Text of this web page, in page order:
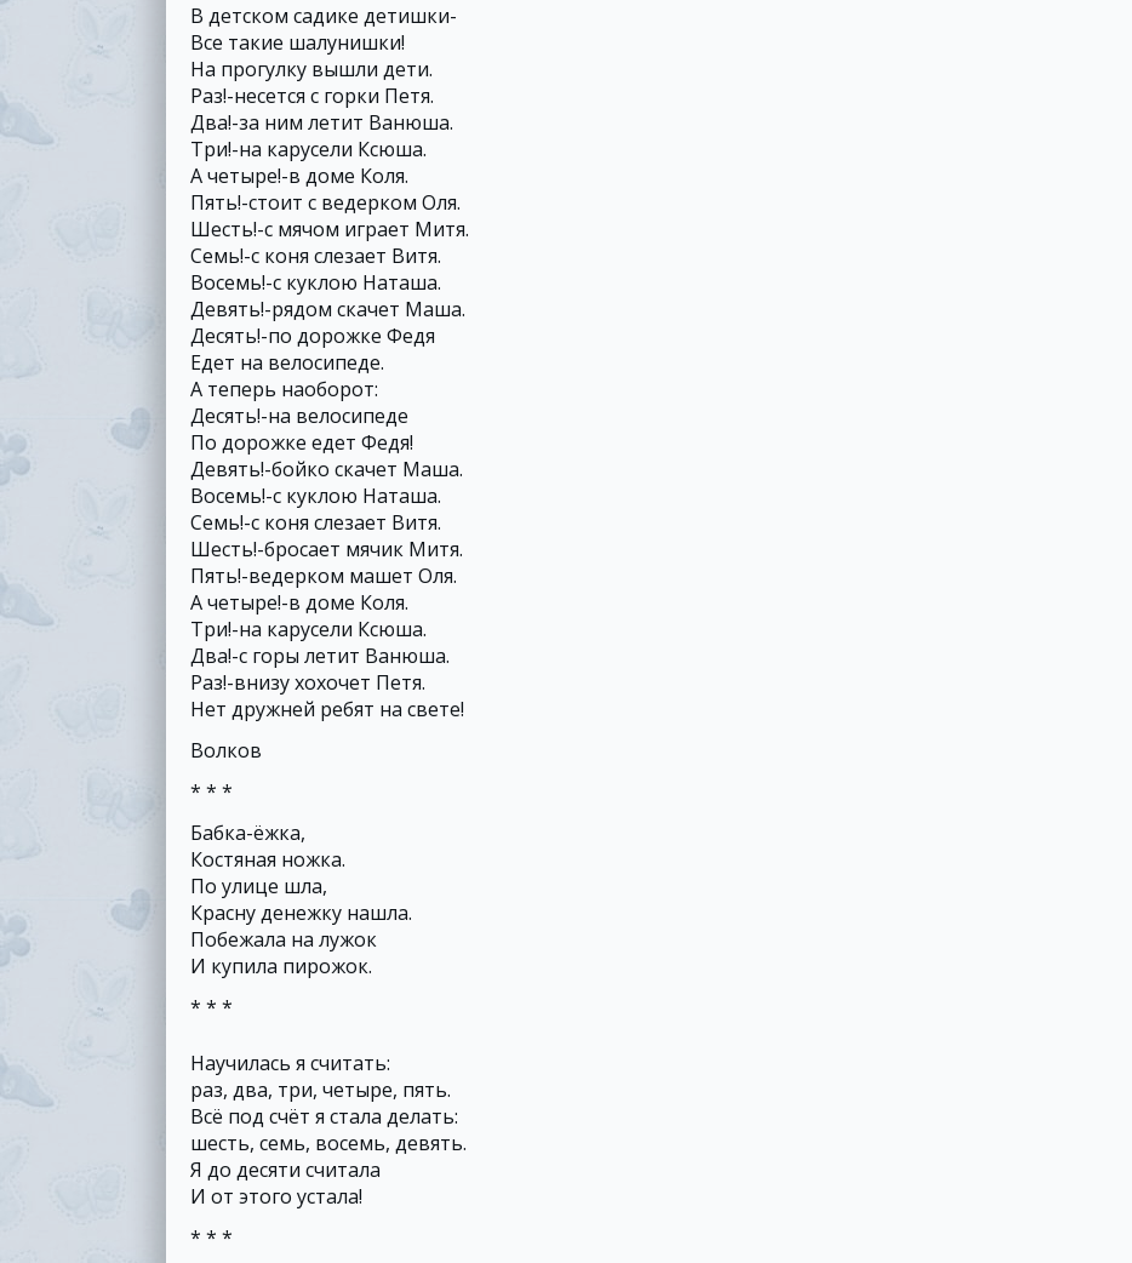
В детском садике детишки-
Все такие шалунишки!
На прогулку вышли дети.
Раз!-несется с горки Петя.
Два!-за ним летит Ванюша.
Три!-на карусели Ксюша.
А четыре!-в доме Коля.
Пять!-стоит с ведерком Оля.
Шесть!-с мячом играет Митя.
Семь!-с коня слезает Витя.
Восемь!-с куклою Наташа.
Девять!-рядом скачет Маша.
Десять!-по дорожке Федя
Едет на велосипеде.
А теперь наоборот:
Десять!-на велосипеде
По дорожке едет Федя!
Девять!-бойко скачет Маша.
Восемь!-c куклою Наташа.
Семь!-с коня слезает Витя.
Шесть!-бросает мячик Митя.
Пять!-ведерком машет Оля.
А четыре!-в доме Коля.
Три!-на карусели Ксюша.
Два!-с горы летит Ванюша.
Раз!-внизу хохочет Петя.
Нет дружней ребят на свете!
Волков
* * *
Бабка-ёжка,
Костяная ножка.
По улице шла,
Красну денежку нашла.
Побежала на лужок
И купила пирожок.
* * *
Научилась я считать:
раз, два, три, четыре, пять.
Всё под счёт я стала делать:
шесть, семь, восемь, девять.
Я до десяти считала
И от этого устала!
* * *